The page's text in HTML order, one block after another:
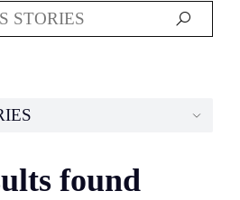
found